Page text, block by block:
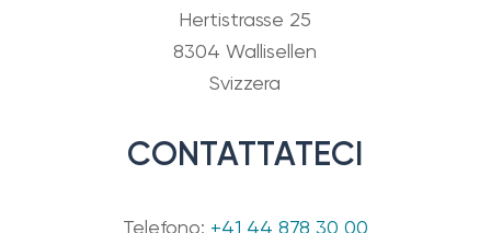
Hertistrasse 25
8304 Wallisellen
Svizzera
CONTATTATECI
Telefono: +41 44 878 30 00